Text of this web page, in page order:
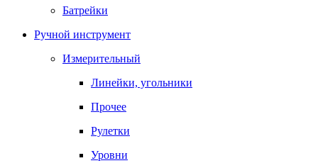
Батрейки
Ручной инструмент
Измерительный
Линейки, угольники
Прочее
Рулетки
Уровни